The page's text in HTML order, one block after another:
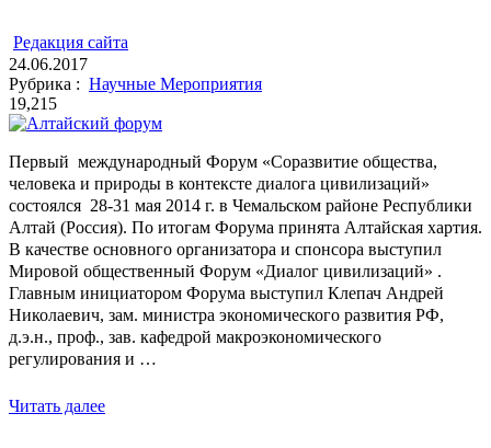
Редакция cайта
24.06.2017
Рубрика : Научные Мероприятия
19,215
Первый международный Форум «Соразвитие общества,
человека и природы в контексте диалога цивилизаций»
состоялся 28-31 мая 2014 г. в Чемальском районе Республики
Алтай (Россия). По итогам Форума принята Алтайская хартия.
В качестве основного организатора и спонсора выступил
Мировой общественный Форум «Диалог цивилизаций» .
Главным инициатором Форума выступил Клепач Андрей
Николаевич, зам. министра экономического развития РФ,
д.э.н., проф., зав. кафедрой макроэкономического
регулирования и …
Читать далее